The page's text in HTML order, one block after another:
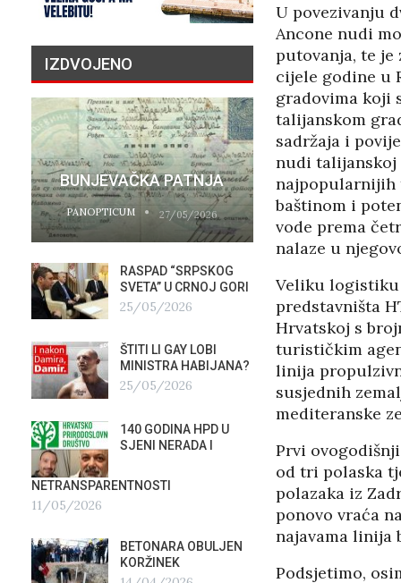
U povezivanju
Ancone nudi
putovanja, te je
cijele godine u
gradovima koji
talijanskom
sadržaja i
nudi talijanskoj
najpopularnijih
baštinom i
vode prema
nalaze u
Veliku logistiku
predstavništa
Hrvatskoj s
turističkim
linija
susjednih
mediteranske
Prvi
od tri polaska
polazaka iz
ponovo vraća
najavama linija
Podsjetimo,
IZDVOJENO
BUNJEVAČKA PATNJA
PANOPTICUM 27/05/2026
RASPAD “SRPSKOG
SVETA” U CRNOJ GORI
25/05/2026
ŠTITI LI GAY LOBI
MINISTRA HABIJANA?
25/05/2026
140 GODINA HPD U
SJENI NERADA I
NETRANSPARENTNOSTI
11/05/2026
BETONARA OBULJEN
KORŽINEK
PRIČA O
PANOPTICUM
04/
16/
12/